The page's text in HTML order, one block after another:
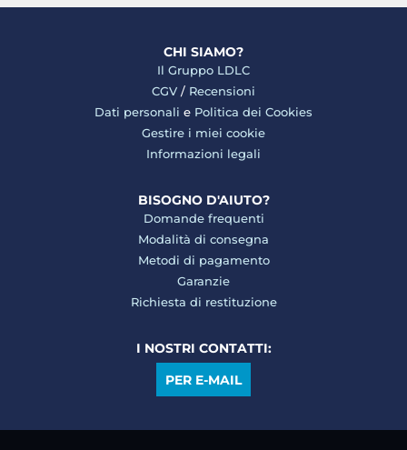
CHI SIAMO?
Il Gruppo LDLC
CGV / Recensioni
Dati personali e Politica dei Cookies
Gestire i miei cookie
Informazioni legali
BISOGNO D'AIUTO?
Domande frequenti
Modalità di consegna
Metodi di pagamento
Garanzie
Richiesta di restituzione
I NOSTRI CONTATTI:
PER E-MAIL